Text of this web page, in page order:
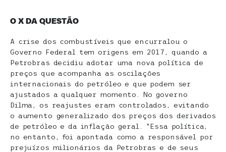
O X DA QUESTÃO
A crise dos combustíveis que encurralou o
Governo Federal tem origens em 2017, quando a
Petrobras decidiu adotar uma nova política de
preços que acompanha as oscilações
internacionais do petróleo e que podem ser
ajustados a qualquer momento. No governo
Dilma, os reajustes eram controlados, evitando
o aumento generalizado dos preços dos derivados
de petróleo e da inflação geral. “Essa política,
no entanto, foi apontada como a responsável por
prejuízos milionários da Petrobras e de seus